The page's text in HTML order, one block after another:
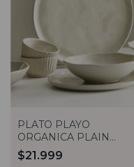
PLATO PLAYO
ORGANICA PLAIN
CRUDO
$21.999